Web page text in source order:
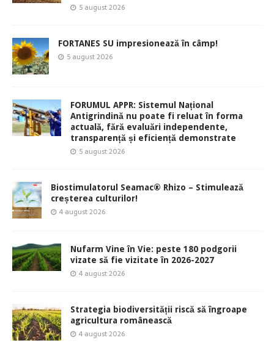
5 august 2026
FORTANES SU impresionează în câmp!
5 august 2026
FORUMUL APPR: Sistemul Național
Antigrindină nu poate fi reluat în forma
actuală, fără evaluări independente,
transparență și eficiență demonstrate
5 august 2026
Biostimulatorul Seamac® Rhizo – Stimulează
creșterea culturilor!
4 august 2026
Nufarm Vine în Vie: peste 180 podgorii
vizate să fie vizitate în 2026-2027
4 august 2026
Strategia biodiversității riscă să îngroape
agricultura românească
4 august 2026